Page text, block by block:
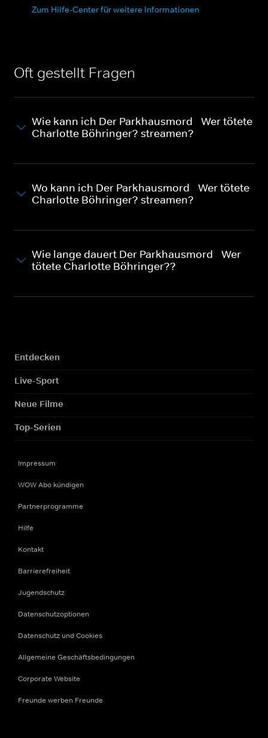
Zum Hilfe-Center für weitere Informationen
Oft gestellt Fragen
Wie kann ich Der Parkhausmord - Wer tötete
Charlotte Böhringer? streamen?
Wo kann ich Der Parkhausmord - Wer tötete
Charlotte Böhringer? streamen?
Wie lange dauert Der Parkhausmord - Wer
tötete Charlotte Böhringer??
Entdecken
Live-Sport
Neue Filme
Top-Serien
Impressum
WOW Abo kündigen
Partnerprogramme
Hilfe
Kontakt
Barrierefreiheit
Jugendschutz
Datenschutzoptionen
Datenschutz und Cookies
Allgemeine Geschäftsbedingungen
Corporate Website
Freunde werben Freunde